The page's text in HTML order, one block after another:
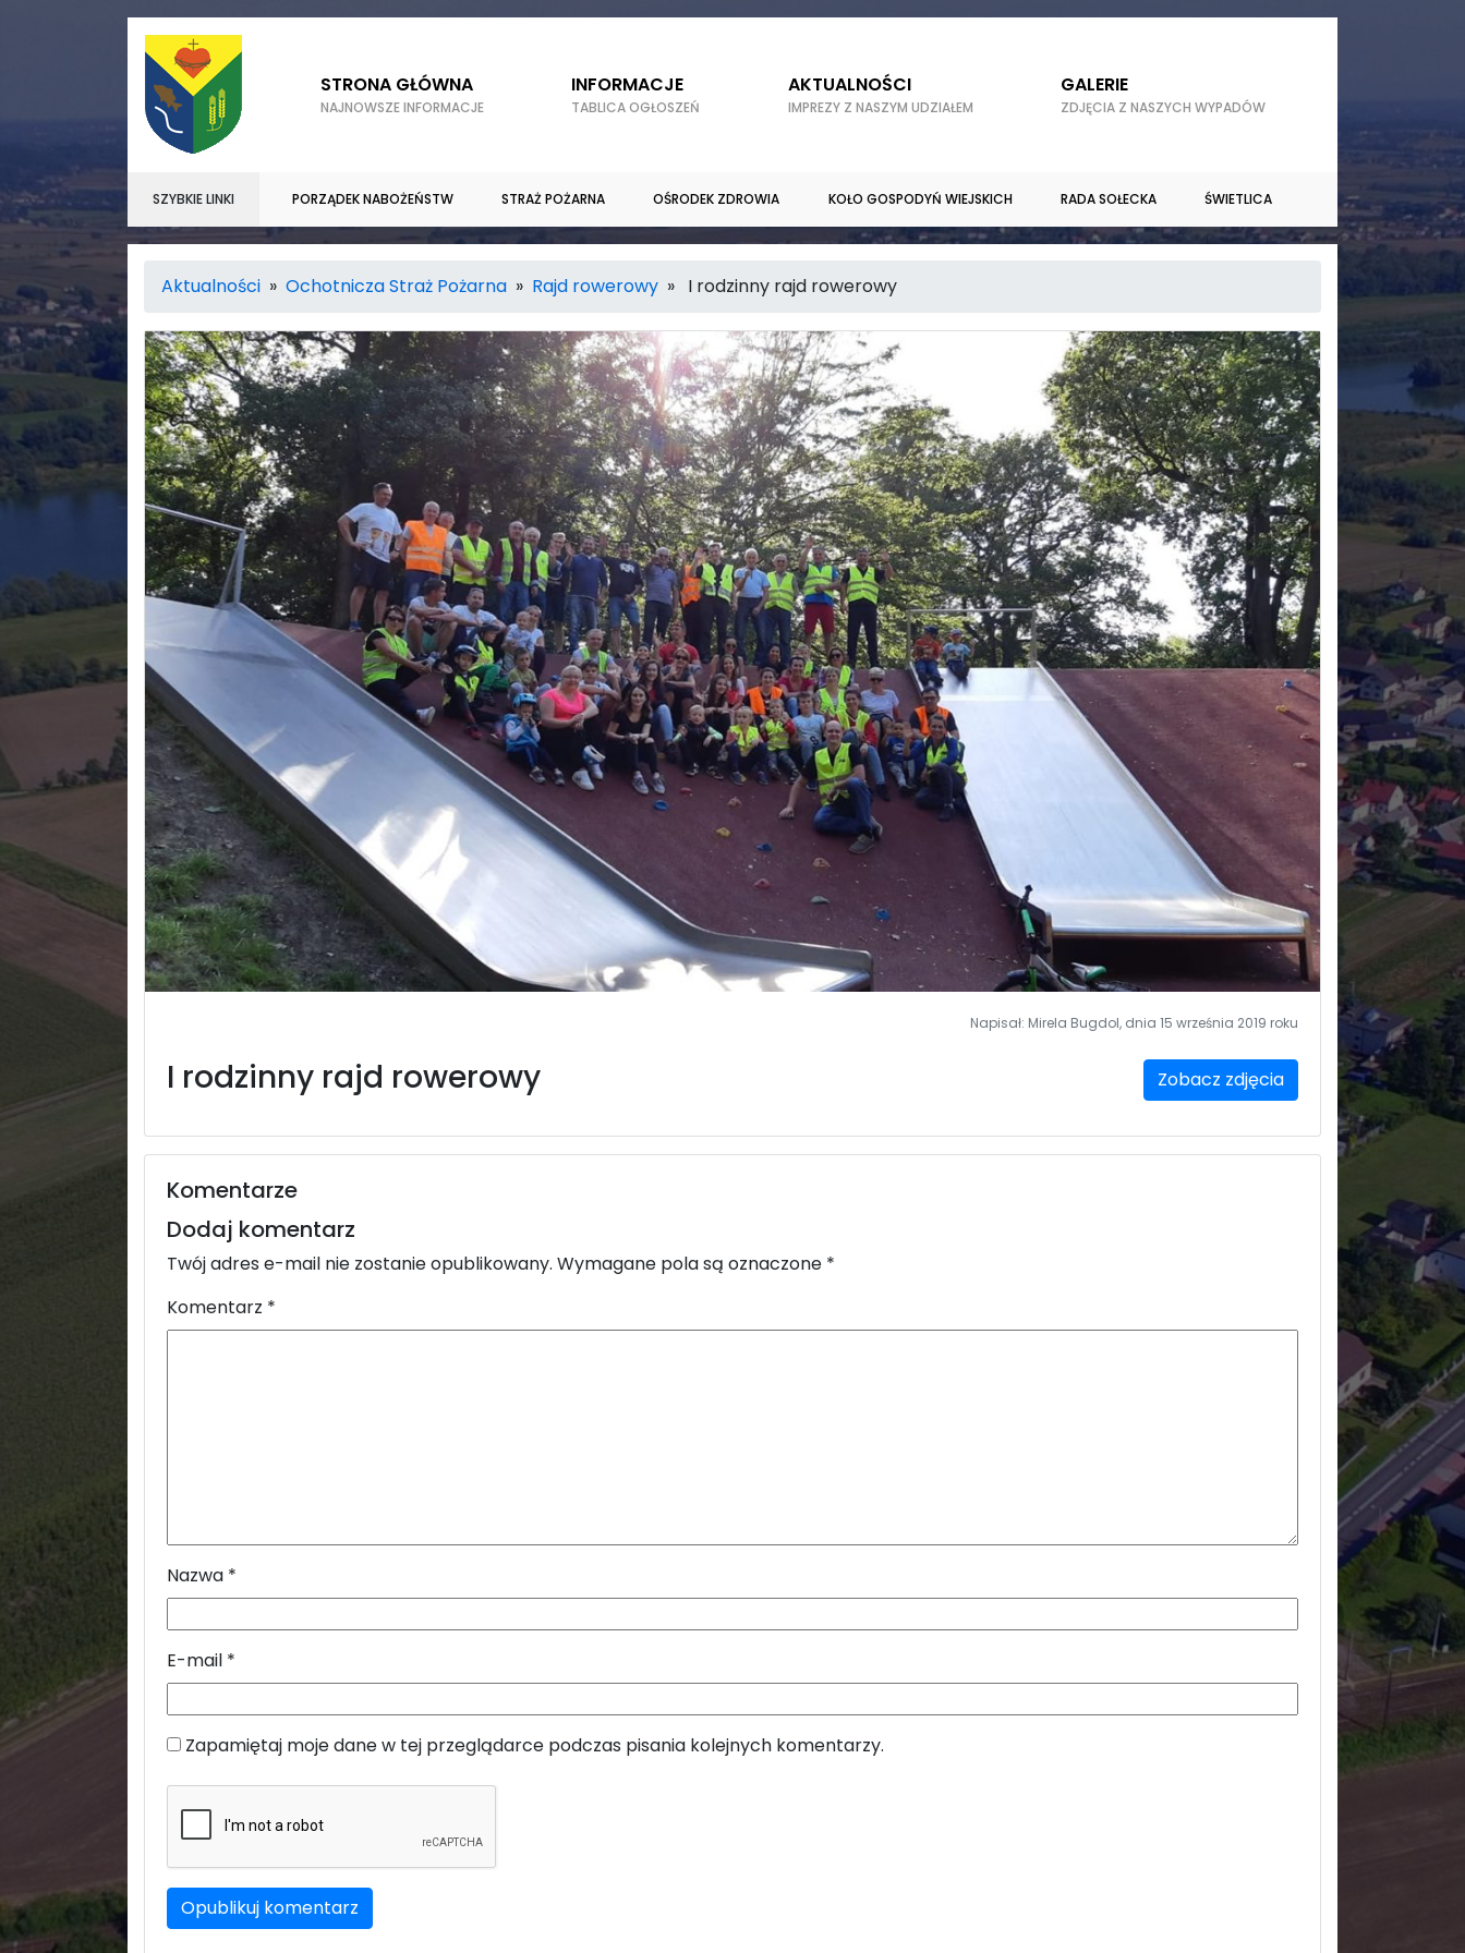
SZYBKIE LINKI
STRONA GŁÓWNA
NAJNOWSZE INFORMACJE
INFORMACJE
TABLICA OGŁOSZEŃ
AKTUALNOŚCI
IMPREZY Z NASZYM UDZIAŁEM
GALERIE
ZDJĘCIA Z NASZYCH WYPADÓW
PORZĄDEK NABOŻEŃSTW STRAŻ POŻARNA OŚRODEK ZDROWIA KOŁO GOSPODYŃ WIEJSKICH RADA SOŁECKA ŚWIETLICA
Aktualności » Ochotnicza Straż Pożarna » Rajd rowerowy » I rodzinny rajd rowerowy
Napisał: Mirela Bugdol, dnia 15 września 2019 roku
I rodzinny rajd rowerowy Zobacz zdjęcia
Komentarze
Dodaj komentarz
Twój adres e-mail nie zostanie opublikowany. Wymagane pola są oznaczone *
Komentarz *
Nazwa *
E-mail *
Zapamiętaj moje dane w tej przeglądarce podczas pisania kolejnych komentarzy.